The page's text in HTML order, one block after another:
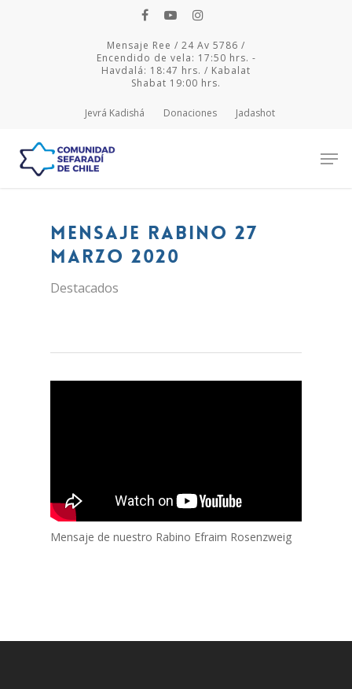
Mensaje Ree / 24 Av 5786 /
Encendido de vela: 17:50 hrs. -
Havdalá: 18:47 hrs. / Kabalat
Shabat 19:00 hrs.
Jevrá Kadishá Donaciones Jadashot
Hit enter to search or ESC to close
Mensaje Rabino 27
marzo 2020
Destacados
Mensaje de nuestro Rabino Efraim Rosenzweig